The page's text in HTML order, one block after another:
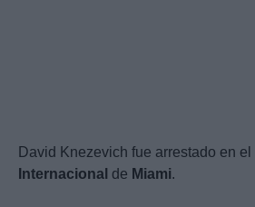
David Knezevich fue arrestado en el
Internacional de Miami.